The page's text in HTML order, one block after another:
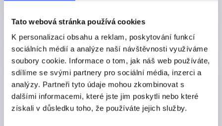
Tato webová stránka používá cookies
K personalizaci obsahu a reklam, poskytování funkcí
sociálních médií a analýze naší návštěvnosti využíváme
soubory cookie. Informace o tom, jak náš web používáte,
sdílíme se svými partnery pro sociální média, inzerci a
analýzy. Partneři tyto údaje mohou zkombinovat s
dalšími informacemi, které jste jim poskytli nebo které
získali v důsledku toho, že používáte jejich služby.
CAD
STAŽENÍ